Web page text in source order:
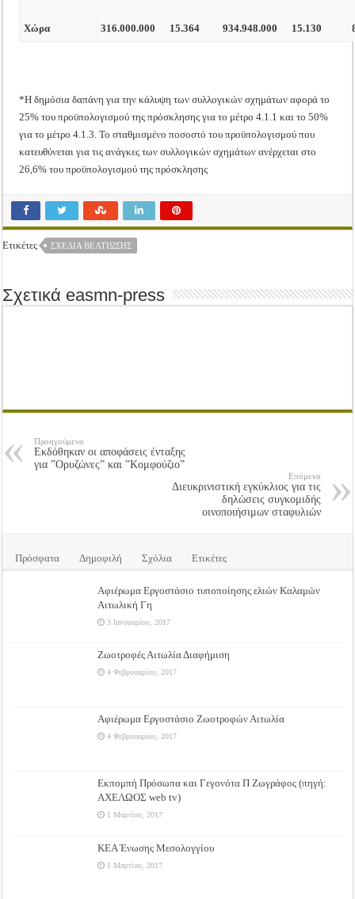
Χώρα 316.000.000 15.364 934.948.000 15.130
*Η δημόσια δαπάνη για την κάλυψη των συλλογικών σχημάτων αφορά το
25% του προϋπολογισμού της πρόσκλησης για το μέτρο 4.1.1 και το 50%
για το μέτρο 4.1.3. Το σταθμισμένο ποσοστό του προϋπολογισμού που
κατευθύνεται για τις ανάγκες των συλλογικών σχημάτων ανέρχεται στο
26,6% του προϋπολογισμού της πρόσκλησης
Ετικέτες ΣΧΈΔΙΑ ΒΕΛΤΊΩΣΗΣ
Σχετικά easmn-press
Προηγούμενο
Εκδόθηκαν οι αποφάσεις ένταξης
για ”Ορυζώνες” και ”Κομφούζιο”
Επόμενο
Διευκρινιστική εγκύκλιος για τις
δηλώσεις συγκομιδής
οινοποιήσιμων σταφυλιών
Πρόσφατα Δημοφιλή Σχόλια Ετικέτες
Αφιέρωμα Εργοστάσιο τυποποίησης ελιών Καλαμών
Αιτωλική Γη
3 Ιανουαρίου, 2017
Ζωοτροφές Αιτωλία Διαφήμιση
4 Φεβρουαρίου, 2017
Αφιέρωμα Εργοστάσιο Ζωοτροφών Αιτωλία
4 Φεβρουαρίου, 2017
Εκπομπή Πρόσωπα και Γεγονότα Π Ζωγράφος (πηγή:
ΑΧΕΛΩΟΣ web tv)
1 Μαρτίου, 2017
ΚΕΑ Ένωσης Μεσολογγίου
1 Μαρτίου, 2017